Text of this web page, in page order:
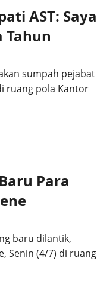
AST: Saya
Tahun
sumpah pejabat
ruang pola Kantor
Para
baru dilantik,
Senin (4/7) di ruang